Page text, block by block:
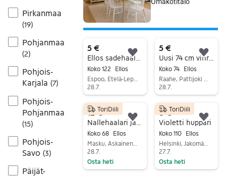
Pirkanmaa
(19)
Pohjanmaa
(2)
Pohjois-
Karjala (7)
Pohjois-
Pohjanmaa
(15)
Pohjois-
Savo (3)
Päijät-
5 €
Koko 122
Ellos
28.7.
Lisää suosikiksi.
5 €
Uusi 74 cm vihreä tähtibody ( Ellos)
Koko 74
Ellos
28.7.
12 €
Koko 68
Ellos
28.7.
Osta heti
ToriDiili
Lisää suosikiksi.
8 €
Violetti huppari
Koko 110
Ellos
Helsinki, Jakomäki - Alppikylä, Uusimaa
27.7.
Osta heti
ToriDiili